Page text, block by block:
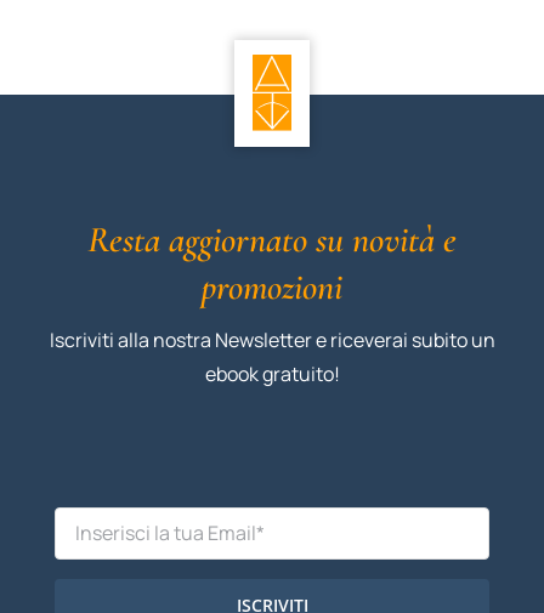
Resta aggiornato su novità e
promozioni
Iscriviti alla nostra Newsletter e riceverai subito un
ebook gratuito!
ISCRIVITI